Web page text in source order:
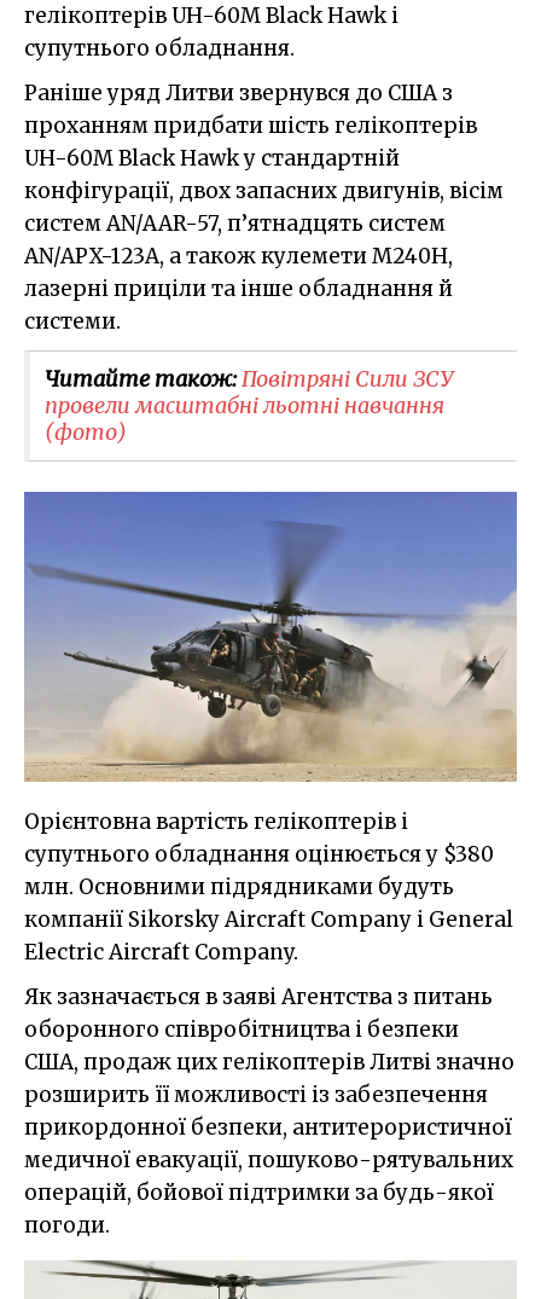
гелікоптерів UH-60M Black Hawk і
супутнього обладнання.
Раніше уряд Литви звернувся до США з
проханням придбати шість гелікоптерів
UH-60M Black Hawk у стандартній
конфігурації, двох запасних двигунів, вісім
систем AN/AAR-57, п’ятнадцять систем
AN/APX-123A, а також кулемети М240Н,
лазерні приціли та інше обладнання й
системи.
Читайте також:Повітряні Сили ЗСУ
провели масштабні льотні навчання
(фото)
Орієнтовна вартість гелікоптерів і
супутнього обладнання оцінюється у $380
млн. Основними підрядниками будуть
компанії Sikorsky Aircraft Company і General
Electric Aircraft Company.
Як зазначається в заяві Агентства з питань
оборонного співробітництва і безпеки
США, продаж цих гелікоптерів Литві значно
розширить її можливості із забезпечення
прикордонної безпеки, антитерористичної
медичної евакуації, пошуково-рятувальних
операцій, бойової підтримки за будь-якої
погоди.